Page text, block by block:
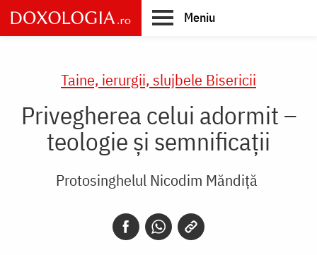
Skip
to
main
Meniu
Taine, ierurgii, slujbele Bisericii
Privegherea celui adormit –
teologie și semnificații
Protosinghelul Nicodim Măndiță